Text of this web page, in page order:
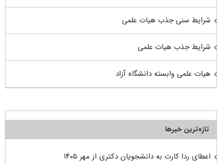
شرایط سنی جذب هیات علمی
شرایط جذب هیات علمی
هیات علمی وابسته دانشگاه آزاد
تازه‌ترین خبرها
اعطای ردا کارت به دانشجویان دکتری از مهر ۱۴۰۵